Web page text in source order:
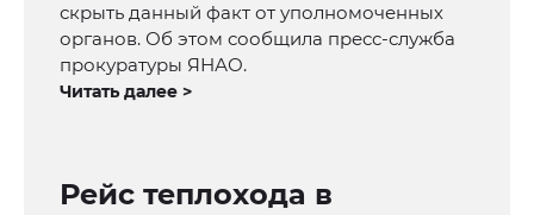
скрыть данный факт от уполномоченных
органов. Об этом сообщила пресс-служба
прокуратуры ЯНАО.
Читать далее >
Рейс теплохода в